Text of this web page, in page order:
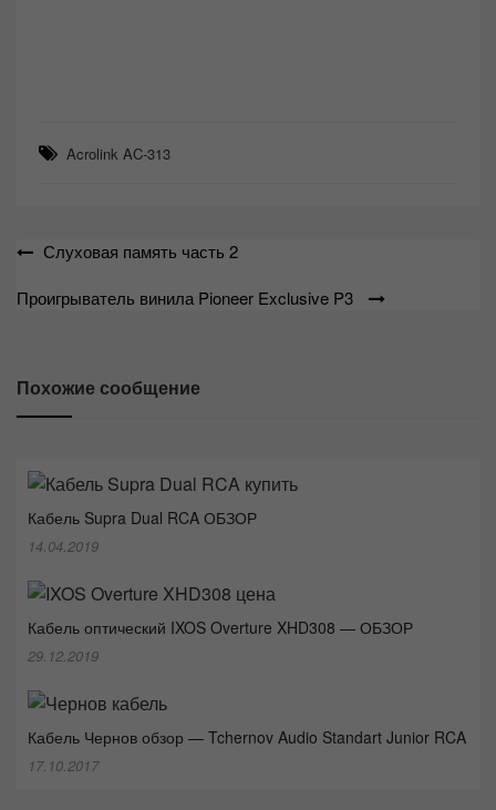
Acrolink AC-313
Навигация
записям
Слуховая память часть 2
Проигрыватель винила Pioneer Exclusive P3
Похожие сообщение
Кабель Supra Dual RCA ОБЗОР
14.04.2019
Кабель оптический IXOS Overture XHD308 — ОБЗОР
29.12.2019
Кабель Чернов обзор — Tchernov Audio Standart Junior RCA
17.10.2017